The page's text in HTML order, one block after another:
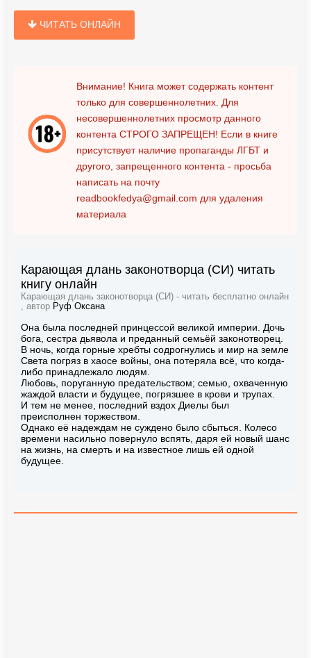
ЧИТАТЬ ОНЛАЙН
Внимание! Книга может содержать контент
только для совершеннолетних. Для
несовершеннолетних просмотр данного
контента СТРОГО ЗАПРЕЩЕН! Если в книге
присутствует наличие пропаганды ЛГБТ и
другого, запрещенного контента - просьба
написать на почту
readbookfedya@gmail.com для удаления
материала
Карающая длань законотворца (СИ) читать
книгу онлайн
Карающая длань законотворца (СИ) - читать бесплатно онлайн
, автор Руф Оксана
Она была последней принцессой великой империи. Дочь
бога, сестра дьявола и преданный семьёй законотворец.
В ночь, когда горные хребты содрогнулись и мир на земле
Света погряз в хаосе войны, она потеряла всё, что когда-
либо принадлежало людям.
Любовь, поруганную предательством; семью, охваченную
жаждой власти и будущее, погрязшее в крови и трупах.
И тем не менее, последний вздох Диелы был
преисполнен торжеством.
Однако её надеждам не суждено было сбыться. Колесо
времени насильно повернуло вспять, даря ей новый шанс
на жизнь, на смерть и на известное лишь ей одной
будущее.